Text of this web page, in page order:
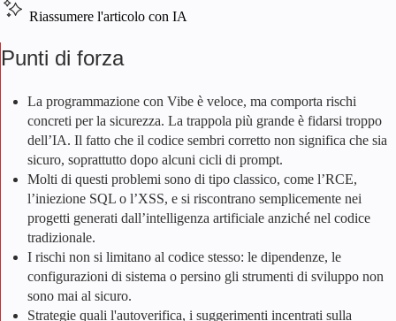
Riassumere l'articolo con IA
Punti di forza
La programmazione con Vibe è veloce, ma comporta rischi
concreti per la sicurezza. La trappola più grande è fidarsi troppo
dell’IA. Il fatto che il codice sembri corretto non significa che sia
sicuro, soprattutto dopo alcuni cicli di prompt.
Molti di questi problemi sono di tipo classico, come l’RCE,
l’iniezione SQL o l’XSS, e si riscontrano semplicemente nei
progetti generati dall’intelligenza artificiale anziché nel codice
tradizionale.
I rischi non si limitano al codice stesso: le dipendenze, le
configurazioni di sistema o persino gli strumenti di sviluppo non
sono mai al sicuro.
Strategie quali l'autoverifica, i suggerimenti incentrati sulla